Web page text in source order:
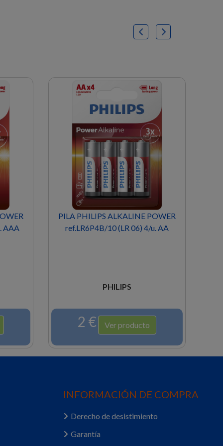
AAA
PILA PHILIPS ALKALINE POWER
ref.LR6P4B/10 (LR 06) 4/u. AA
PHILIPS
2 € Ver producto
INFORMACIÓN DE COMPRA
Derecho de desistimiento
Garantía